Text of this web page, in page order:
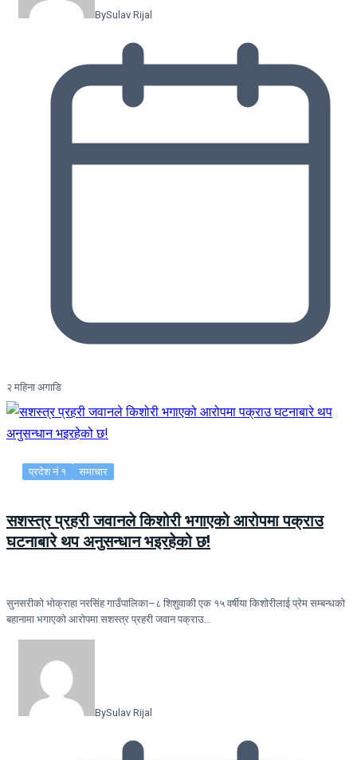
BySulav Rijal
२ महिना अगाडि
प्रदेश नं १ समाचार
सशस्त्र प्रहरी जवानले किशोरी भगाएको आरोपमा पक्राउ
घटनाबारे थप अनुसन्धान भइरहेको छ!
सुनसरीको भोक्राहा नरसिंह गाउँपालिका–८ शिशुवाकी एक १५ वर्षीया किशोरीलाई प्रेम सम्बन्धको
बहानामा भगाएको आरोपमा सशस्त्र प्रहरी जवान पक्राउ…
BySulav Rijal